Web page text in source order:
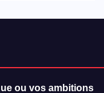
ou vos ambitions